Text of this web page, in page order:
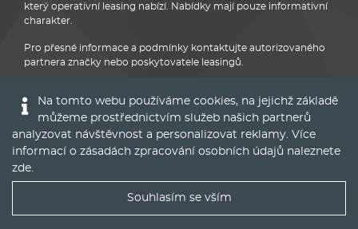
který operativní leasing nabízí. Nabídky mají pouze informativní
charakter.
Pro přesné informace a podmínky kontaktujte autorizovaného
partnera značky nebo poskytovatele leasingů.
Na tomto webu používáme cookies, na jejichž základě
můžeme prostřednictvím služeb našich partnerů
analyzovat návštěvnost a personalizovat reklamy. Více
informací o zásadách zpracování osobních údajů naleznete
zde.
Souhlasím se vším
Nejlepší nabídky operáku do Vašeho emailu